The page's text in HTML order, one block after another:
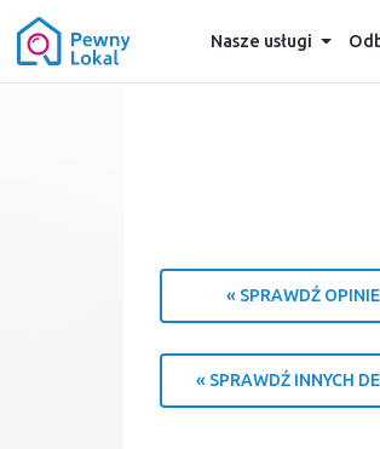
Nasze usługi
« SPRAWDŹ
« SPRAWDŹ INNYCH